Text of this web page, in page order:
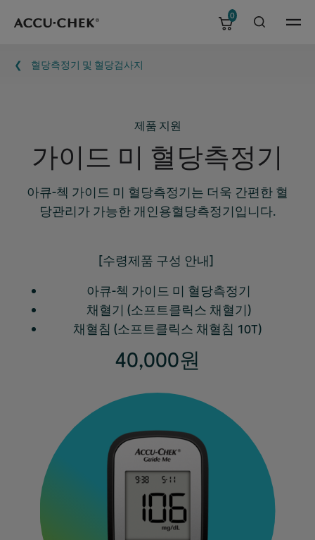
Skip navigation Menu
0
이동 경로
혈당측정기 및 혈당검사지
제품 지원
가이드 미 혈당측정기
아큐-첵 가이드 미 혈당측정기는 더욱 간편한 혈
당관리가 가능한 개인용혈당측정기입니다.
[수령제품 구성 안내]
아큐-첵 가이드 미 혈당측정기
채혈기 (소프트클릭스 채혈기)
채혈침 (소프트클릭스 채혈침 10T)
40,000원